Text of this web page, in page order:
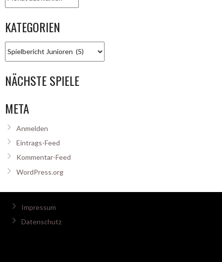
KATEGORIEN
NÄCHSTE SPIELE
META
Anmelden
Eintrags-Feed
Kommentar-Feed
WordPress.org
Impressum
Datenschutz